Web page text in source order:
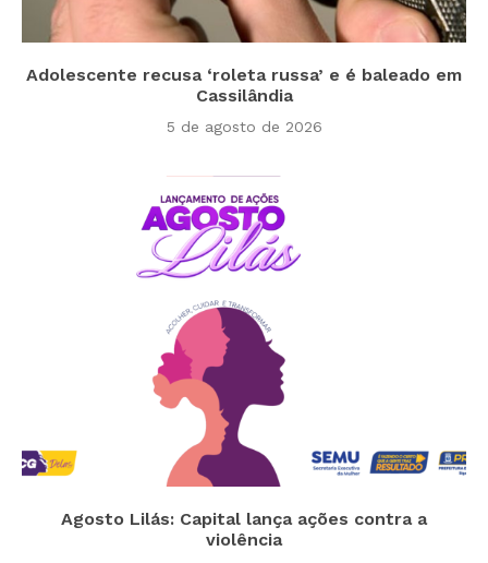
Adolescente recusa ‘roleta russa’ e é baleado em
Cassilândia
5 de agosto de 2026
Agosto Lilás: Capital lança ações contra a
violência